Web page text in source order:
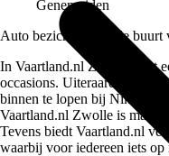
Genemuiden
Auto bezichtigen in de buurt
In Vaartland.nl Zwolle staat
occasions. Uiteraard is het
binnen te lopen bij Nikolaus
Vaartland.nl Zwolle is
Tevens biedt Vaartland.nl
waarbij voor iedereen iets op